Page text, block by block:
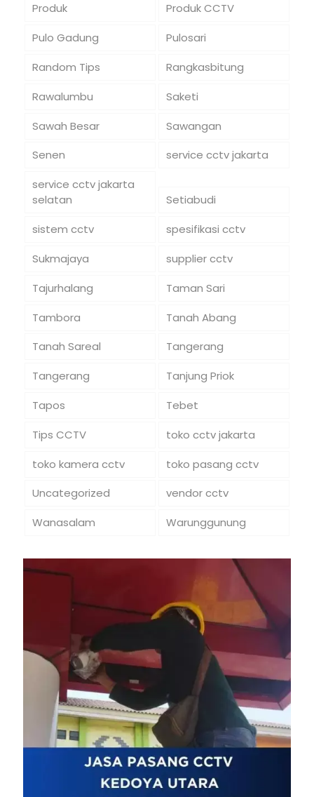
Produk
Produk CCTV
Pulo Gadung
Pulosari
Random Tips
Rangkasbitung
Rawalumbu
Saketi
Sawah Besar
Sawangan
Senen
service cctv jakarta
service cctv jakarta
selatan
Setiabudi
sistem cctv
spesifikasi cctv
Sukmajaya
supplier cctv
Tajurhalang
Taman Sari
Tambora
Tanah Abang
Tanah Sareal
Tangerang
Tangerang
Tanjung Priok
Tapos
Tebet
Tips CCTV
toko cctv jakarta
toko kamera cctv
toko pasang cctv
Uncategorized
vendor cctv
Wanasalam
Warunggunung